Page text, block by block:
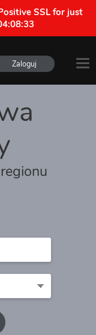
SSL for just
Zaloguj